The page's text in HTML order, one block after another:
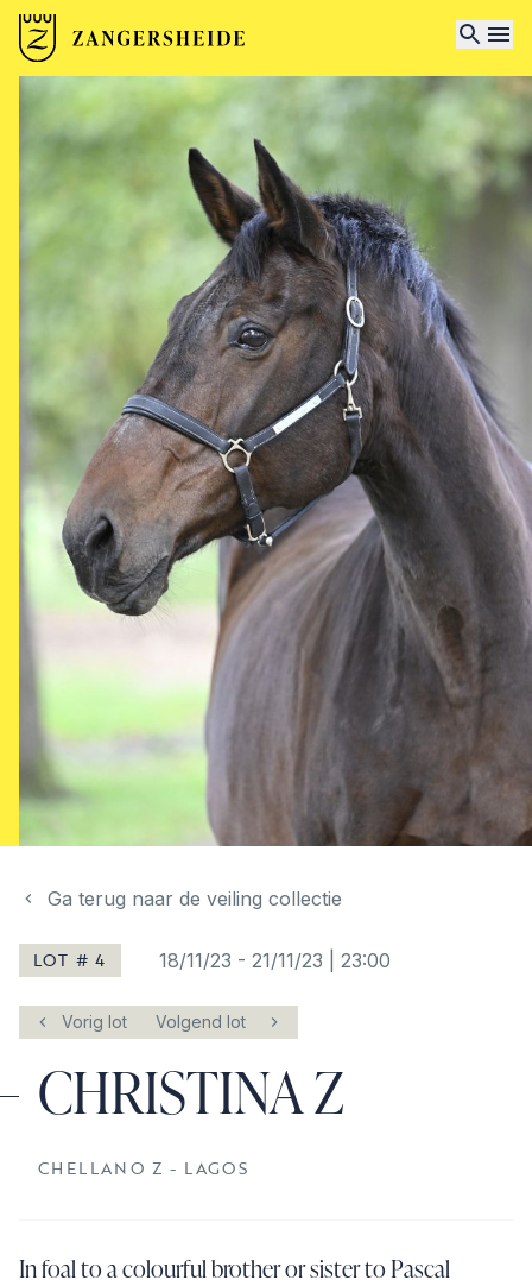
Ga terug naar de veiling collectie
LOT # 4 18/11/23 - 21/11/23 | 23:00
Vorig lot Volgend lot
CHRISTINA Z
CHELLANO Z - LAGOS
In foal to a colourful brother or sister to Pascal